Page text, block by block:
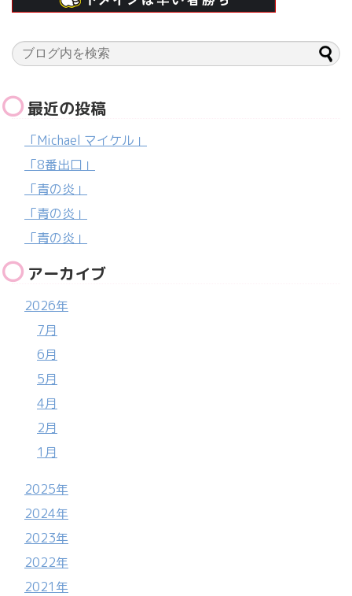
最近の投稿
「Michael マイケル」
「8番出口」
「青の炎」
「青の炎」
「青の炎」
アーカイブ
2026年
7月
6月
5月
4月
2月
1月
2025年
2024年
2023年
2022年
2021年